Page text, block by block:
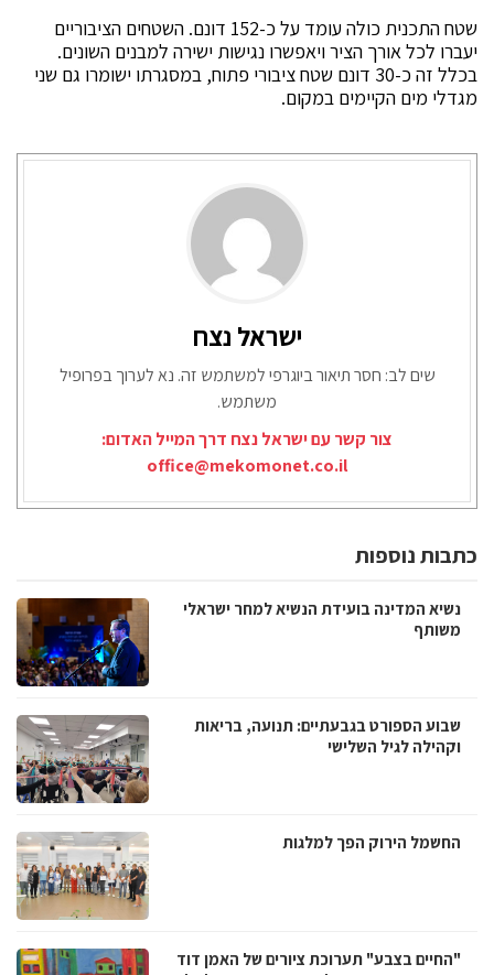
שטח התכנית כולה עומד על כ-152 דונם. השטחים הציבוריים
יעברו לכל אורך הציר ויאפשרו נגישות ישירה למבנים השונים.
בכלל זה כ-30 דונם שטח ציבורי פתוח, במסגרתו ישומרו גם שני
מגדלי מים הקיימים במקום.
ישראל נצח
שים לב: חסר תיאור ביוגרפי למשתמש זה. נא לערוך בפרופיל
משתמש.
צור קשר עם ישראל נצח דרך המייל האדום:
office@mekomonet.co.il
כתבות נוספות
נשיא המדינה בועידת הנשיא למחר ישראלי
משותף
שבוע הספורט בגבעתיים: תנועה, בריאות
וקהילה לגיל השלישי
החשמל הירוק הפך למלגות
"החיים בצבע" תערוכת ציורים של האמן דוד